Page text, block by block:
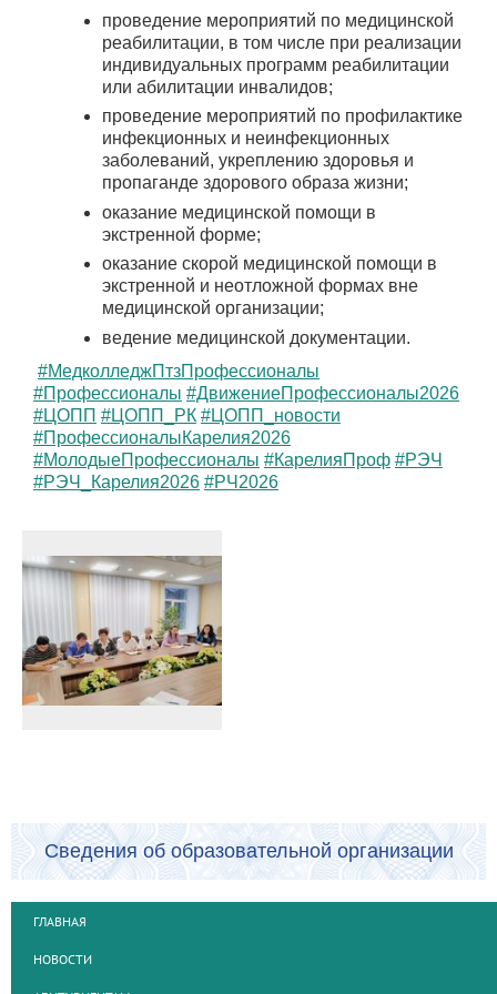
проведение мероприятий по медицинской
реабилитации, в том числе при реализации
индивидуальных программ реабилитации
или абилитации инвалидов;
проведение мероприятий по профилактике
инфекционных и неинфекционных
заболеваний, укреплению здоровья и
пропаганде здорового образа жизни;
оказание медицинской помощи в
экстренной форме;
оказание скорой медицинской помощи в
экстренной и неотложной формах вне
медицинской организации;
ведение медицинской документации.
#МедколледжПтзПрофессионалы
#Профессионалы #ДвижениеПрофессионалы2026
#ЦОПП #ЦОПП_РК #ЦОПП_новости
#ПрофессионалыКарелия2026
#МолодыеПрофессионалы #КарелияПроф #РЭЧ
#РЭЧ_Карелия2026 #РЧ2026
Сведения об образовательной организации
ГЛАВНАЯ
НОВОСТИ